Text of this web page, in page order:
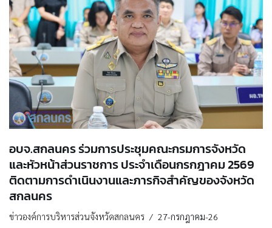
อบจ.สกลนคร ร่วมการประชุมคณะกรมการจังหวัด
และหัวหน้าส่วนราชการ ประจำเดือนกรกฎาคม 2569
ติดตามการดำเนินงานและภารกิจสำคัญของจังหวัด
สกลนคร
ข่าวองค์การบริหารส่วนจังหวัดสกลนคร 27-กรกฎาคม-26